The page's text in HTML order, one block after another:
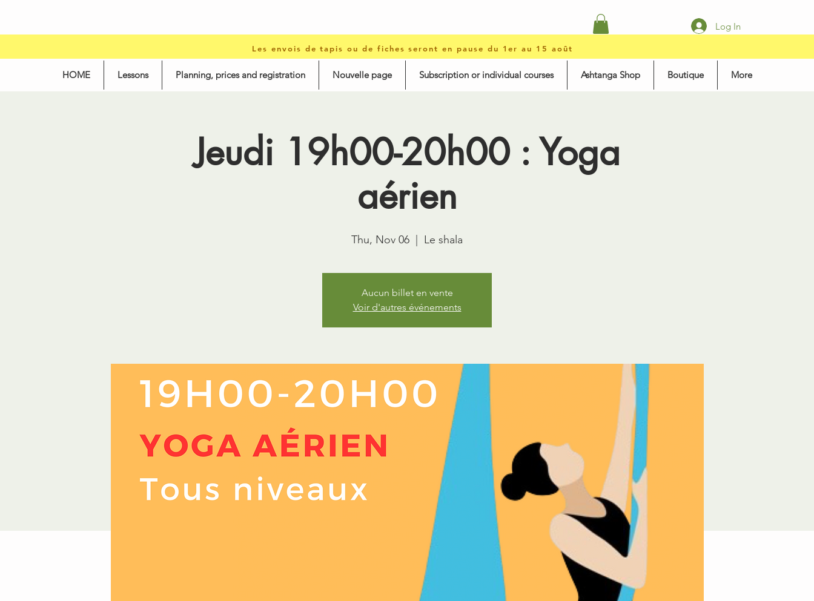
Log In
Les envois de tapis ou de fiches seront en pause du 1er au 15 août
HOME Lessons Planning, prices and registration Nouvelle page Subscription or individual courses Ashtanga Shop Boutique More
Jeudi 19h00-20h00 : Yoga
aérien
Thu, Nov 06 Le shala
Aucun billet en vente
Voir d'autres événements